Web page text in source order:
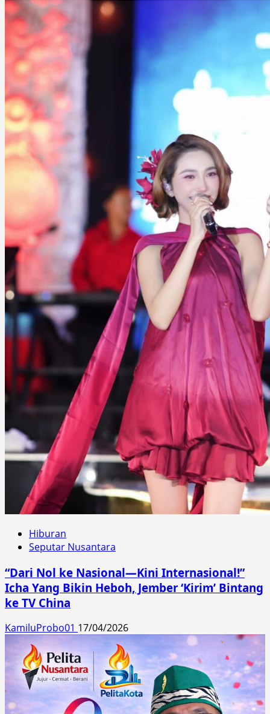
Hiburan
Seputar Nusantara
“Dari Nol ke Nasional—Kini Internasional!”
Icha Yang Bikin Heboh, Jember ‘Kirim’ Bintang
ke TV China
KamiluProbo01 17/04/2026